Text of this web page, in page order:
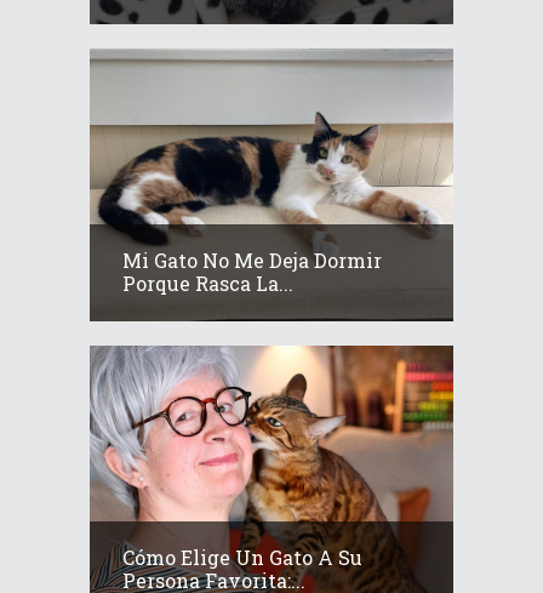
Mi Gato No Me Deja Dormir
Porque Rasca La...
Cómo Elige Un Gato A Su
Persona Favorita:...